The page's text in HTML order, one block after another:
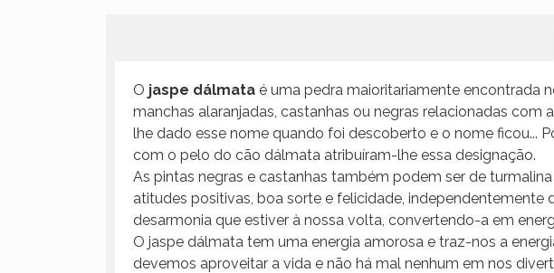
O jaspe dálmata é uma pedra maioritariamente encontrada
manchas alaranjadas, castanhas ou negras relacionadas
lhe dado esse nome quando foi descoberto e o nome ficou...
com o pelo do cão dálmata atribuíram-lhe essa designação.
As pintas negras e castanhas também podem ser de
atitudes positivas, boa sorte e felicidade, independentemente
desarmonia que estiver à nossa volta, convertendo-a em
O jaspe dálmata tem uma energia amorosa e traz-nos a
devemos aproveitar a vida e não há mal nenhum em nos